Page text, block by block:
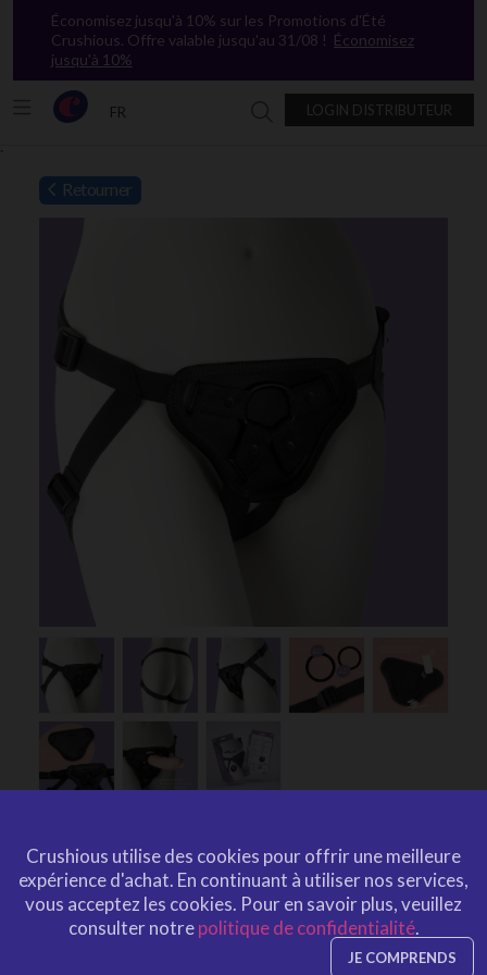
`
Économisez jusqu'à 10% sur les Promotions d'Été
Crushious. Offre valable jusqu'au 31/08 ! Économisez
jusqu'à 10%
FR LOGIN DISTRIBUTEUR
Chercher dans Crushious
Retourner
HARNAIS UNIVERSEL SNAP
STRAP CRUSHIOUS
parCRUSHIOUS
CRU10002 EAN: 799632354277
Crushious utilise des cookies pour offrir une meilleure
expérience d'achat. En continuant à utiliser nos services,
vous acceptez les cookies. Pour en savoir plus, veuillez
consulter notrepolitique de confidentialité.
JE COMPRENDS